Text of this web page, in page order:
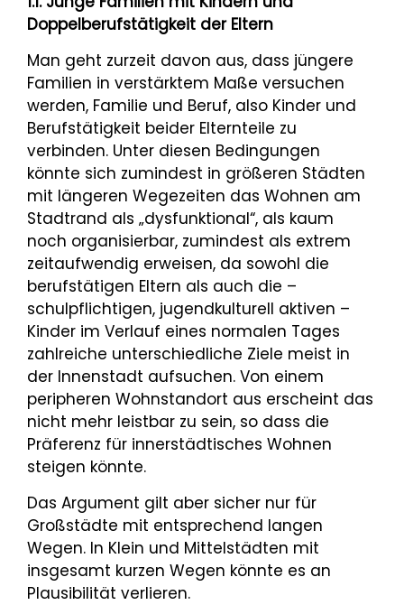
Doppelberufstätigkeit der Eltern
Man geht zurzeit davon aus, dass jüngere
Familien in verstärktem Maße versuchen
werden, Familie und Beruf, also Kinder und
Berufstätigkeit beider Elternteile zu
verbinden. Unter diesen Bedingungen
könnte sich zumindest in größeren Städten
mit längeren Wegezeiten das Wohnen am
Stadtrand als „dysfunktional“, als kaum
noch organisierbar, zumindest als extrem
zeitaufwendig erweisen, da sowohl die
berufstätigen Eltern als auch die –
schulpflichtigen, jugendkulturell aktiven –
Kinder im Verlauf eines normalen Tages
zahlreiche unterschiedliche Ziele meist in
der Innenstadt aufsuchen. Von einem
peripheren Wohnstandort aus erscheint das
nicht mehr leistbar zu sein, so dass die
Präferenz für innerstädtisches Wohnen
steigen könnte.
Das Argument gilt aber sicher nur für
Großstädte mit entsprechend langen
Wegen. In Klein und Mittelstädten mit
insgesamt kurzen Wegen könnte es an
Plausibilität verlieren.